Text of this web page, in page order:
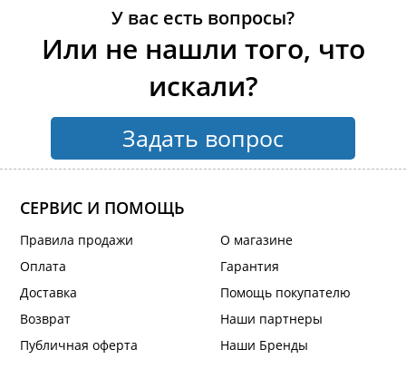
У вас есть вопросы?
Или не нашли того, что
искали?
Задать вопрос
СЕРВИС И ПОМОЩЬ
Правила продажи
Оплата
Доставка
Возврат
Публичная оферта
О магазине
Гарантия
Помощь покупателю
Наши партнеры
Наши Бренды